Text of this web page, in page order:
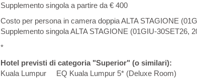
Supplemento singola a partire da € 400
Costo per persona in camera doppia ALTA STAGIONE
Supplemento singola ALTA STAGIONE (01GIU-30SET26,
*
Hotel previsti di categoria "Superior" (o similari):
Kuala Lumpur EQ Kuala Lumpur 5* (Deluxe Room)